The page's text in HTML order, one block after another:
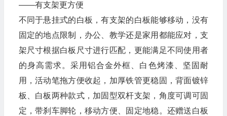
——有支架更方便
不同于悬挂式的白板，有支架的白板能够移动，没有
固定的地点限制，办公、教学还是家用都能应对，支
架尺寸根据白板尺寸进行匹配，更能满足不同使用者
的身高需求。采用铝合金外框、白色烤漆、坚固耐
用，活动笔拖方便收起，加厚铁管更稳固，背面镀锌
板、白板两种款式，加固型双杆支架，角度可调可固
定，带刹车脚轮，移动方便、固定地稳。还赠送白板